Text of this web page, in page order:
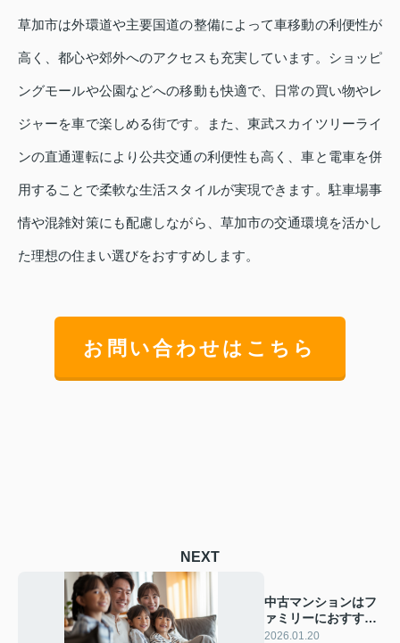
草加市は外環道や主要国道の整備によって車移動の利便性が
高く、都心や郊外へのアクセスも充実しています。ショッピ
ングモールや公園などへの移動も快適で、日常の買い物やレ
ジャーを車で楽しめる街です。また、東武スカイツリーライ
ンの直通運転により公共交通の利便性も高く、車と電車を併
用することで柔軟な生活スタイルが実現できます。駐車場事
情や混雑対策にも配慮しながら、草加市の交通環境を活かし
た理想の住まい選びをおすすめします。
お問い合わせはこちら
NEXT
中古マンションはフ
ァミリーにおすす
め？選び方と安心の
2026.01.20